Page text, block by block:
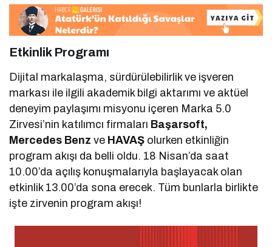
Etkinlik Programı
Dijital markalaşma, sürdürülebilirlik ve işveren
markası ile ilgili akademik bilgi aktarımı ve aktüel
deneyim paylaşımı misyonu içeren Marka 5.0
Zirvesi’nin katılımcı firmaları Başarsoft,
Mercedes Benzve HAVAŞ olurken etkinliğin
program akışı da belli oldu. 18 Nisan’da saat
10.00’da açılış konuşmalarıyla başlayacak olan
etkinlik 13.00’da sona erecek. Tüm bunlarla birlikte
işte zirvenin program akışı!